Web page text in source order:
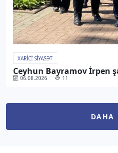
XARICI SIYASƏT
Ceyhun Bayramov İrpen
06.08.2026 11
DAHA